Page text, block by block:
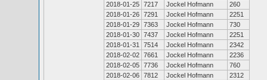
2018-01-25 7217 Jockel Hofmann
260
2018-01-26 7291 Jockel Hofmann
2251
2018-01-29 7363 Jockel Hofmann
730
2018-01-30 7437 Jockel Hofmann
2251
2018-01-31
7514 Jockel Hofmann
2342
2018-02-02 7661 Jockel Hofmann
2236
2018-02-05 7736 Jockel Hofmann
760
2018-02-06 7812 Jockel Hofmann
2312